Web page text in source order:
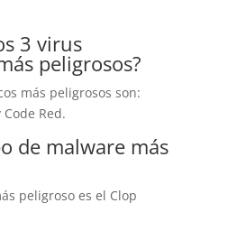
3 virus
peligrosos?
más peligrosos son:
Code Red.
de malware más
peligroso es el Clop